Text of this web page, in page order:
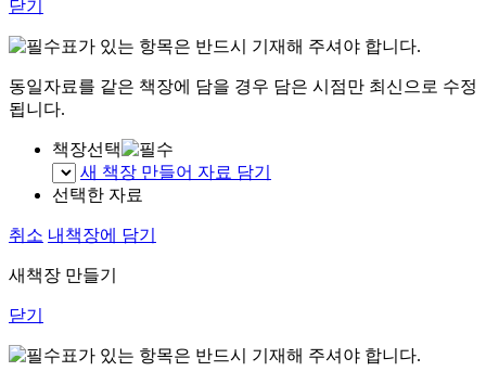
닫기
표가 있는 항목은 반드시 기재해 주셔야 합니다.
동일자료를 같은 책장에 담을 경우 담은 시점만 최신으로 수정
됩니다.
책장선택
새 책장 만들어 자료 담기
선택한 자료
취소 내책장에 담기
새책장 만들기
닫기
표가 있는 항목은 반드시 기재해 주셔야 합니다.